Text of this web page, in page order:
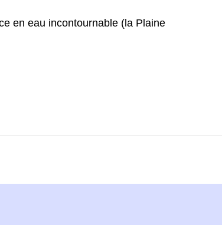
en eau incontournable (la Plaine